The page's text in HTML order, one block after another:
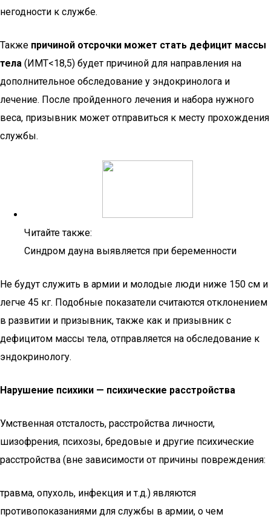
негодности к службе.
Также причиной отсрочки может стать дефицит массы
тела (ИМТ<18,5) будет причиной для направления на
дополнительное обследование у эндокринолога и
лечение. После пройденного лечения и набора нужного
веса, призывник может отправиться к месту прохождения
службы.
Читайте также:
Синдром дауна выявляется при беременности
Не будут служить в армии и молодые люди ниже 150 см и
легче 45 кг. Подобные показатели считаются отклонением
в развитии и призывник, также как и призывник с
дефицитом массы тела, отправляется на обследование к
эндокринологу.
Нарушение психики — психические расстройства
Умственная отсталость, расстройства личности,
шизофрения, психозы, бредовые и другие психические
расстройства (вне зависимости от причины повреждения:
травма, опухоль, инфекция и т.д.) являются
противопоказаниями для службы в армии, о чем